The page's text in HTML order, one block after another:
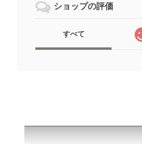
ショップの評価
すべて